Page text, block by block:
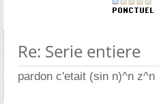
Re: Serie entiere
pardon c'etait (sin n)^n z^n